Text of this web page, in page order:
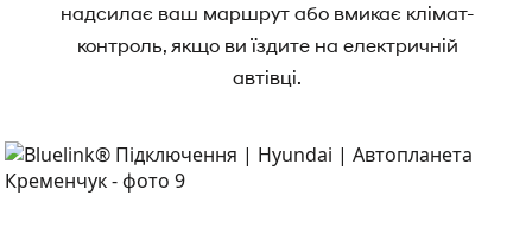
надсилає ваш маршрут або вмикає клімат-
контроль, якщо ви їздите на електричній
автівці.